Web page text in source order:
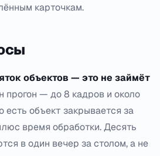
карточкам.
объектов — это не займёт
прогон — до 8 кадров и около
есть объект закрывается за
время обработки. Десять
в один вечер за столом, а не